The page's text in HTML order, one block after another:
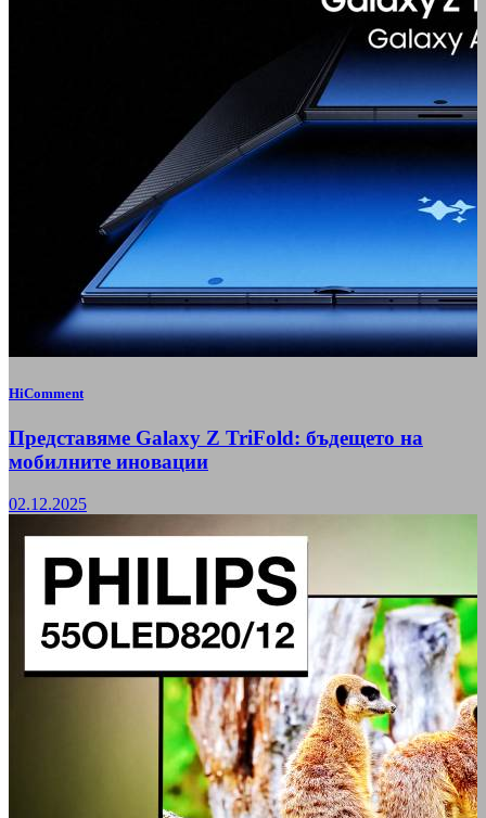
HiComment
Представяме Galaxy Z TriFold: бъдещето на
мобилните иновации
02.12.2025